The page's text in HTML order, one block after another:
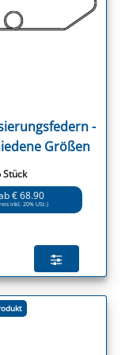
-
Größen
Stück
€ 68.90
inkl. 20% USt.)